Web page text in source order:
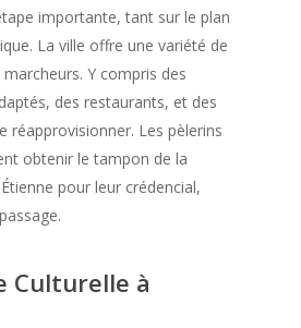
importante, tant sur le plan
La ville offre une variété de
Y compris des
des restaurants, et des
réapprovisionner. Les pèlerins
obtenir le tampon de la
pour leur crédencial,
Culturelle à